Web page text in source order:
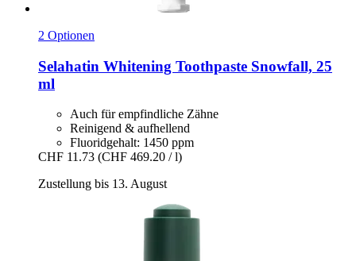
2 Optionen
Selahatin Whitening Toothpaste Snowfall, 25
ml
Auch für empfindliche Zähne
Reinigend & aufhellend
Fluoridgehalt: 1450 ppm
CHF 11.73 (CHF 469.20 / l)
Zustellung bis 13. August